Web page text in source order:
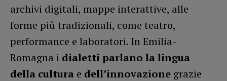
archivi digitali, mappe interattive, alle
forme più tradizionali, come teatro,
performance e laboratori. In Emilia-
Romagna i dialetti parlano la lingua
della cultura e dell’innovazione grazie